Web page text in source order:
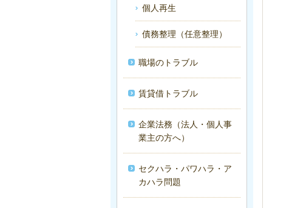
個人再生
債務整理（任意整理）
職場のトラブル
賃貸借トラブル
企業法務（法人・個人事
業主の方へ）
セクハラ・パワハラ・ア
カハラ問題